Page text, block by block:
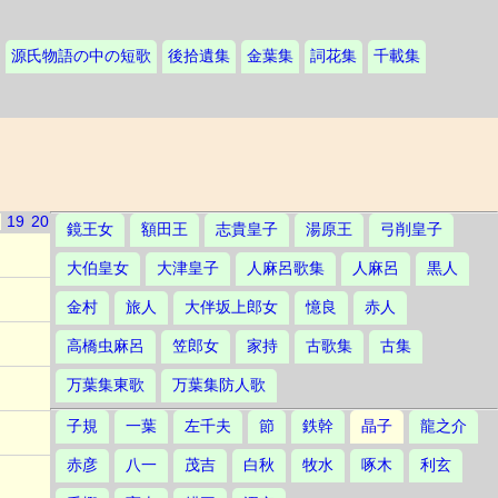
源氏物語の中の短歌 後拾遺集 金葉集 詞花集 千載集
19 20 鏡王女 額田王 志貴皇子 湯原王 弓削皇子
大伯皇女 大津皇子 人麻呂歌集 人麻呂 黒人
金村 旅人 大伴坂上郎女 憶良 赤人
高橋虫麻呂 笠郎女 家持 古歌集 古集
万葉集東歌 万葉集防人歌
子規 一葉 左千夫 節 鉄幹 晶子 龍之介
赤彦 八一 茂吉 白秋 牧水 啄木 利玄